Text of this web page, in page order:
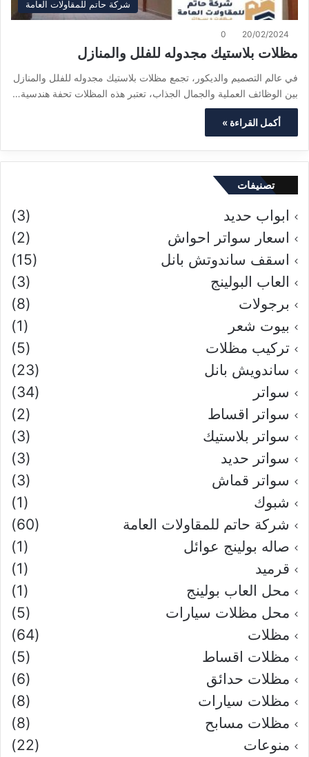
شركة حاتم للمقاولات العامة
20/02/2024
0
مظلات بلاستيك مجدوله للفلل والمنازل
في عالم التصميم والديكور، تجمع مظلات بلاستيك مجدوله للفلل والمنازل
بين الوظائف العملية والجمال الجذاب، تعتبر هذه المظلات تحفة هندسية…
أكمل القراءة »
تصنيفات
ابواب حديد
(3)
اسعار سواتر احواش
(2)
اسقف ساندوتش بانل
(15)
العاب البولينج
(3)
برجولات
(8)
بيوت شعر
(1)
تركيب مظلات
(5)
ساندويش بانل
(23)
سواتر
(34)
سواتر اقساط
(2)
سواتر بلاستيك
(3)
سواتر حديد
(3)
سواتر قماش
(3)
شبوك
(1)
شركة حاتم للمقاولات العامة
(60)
صاله بولينج عوائل
(1)
قرميد
(1)
محل العاب بولينج
(1)
محل مظلات سيارات
(5)
مظلات
(64)
مظلات اقساط
(5)
مظلات حدائق
(6)
مظلات سيارات
(8)
مظلات مسابح
(8)
منوعات
(22)